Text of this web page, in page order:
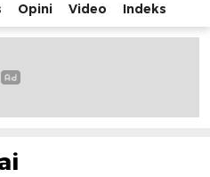
fakta bagi pembaca
Opini Video Indeks